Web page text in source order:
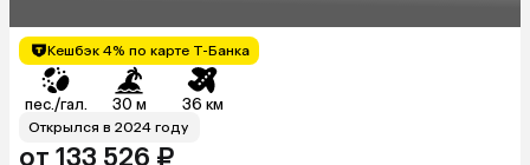
Кешбэк 4% по карте Т-Банка
пес./гал. 30 м 36 км
Открылся в 2024 году
от 133 526 ₽